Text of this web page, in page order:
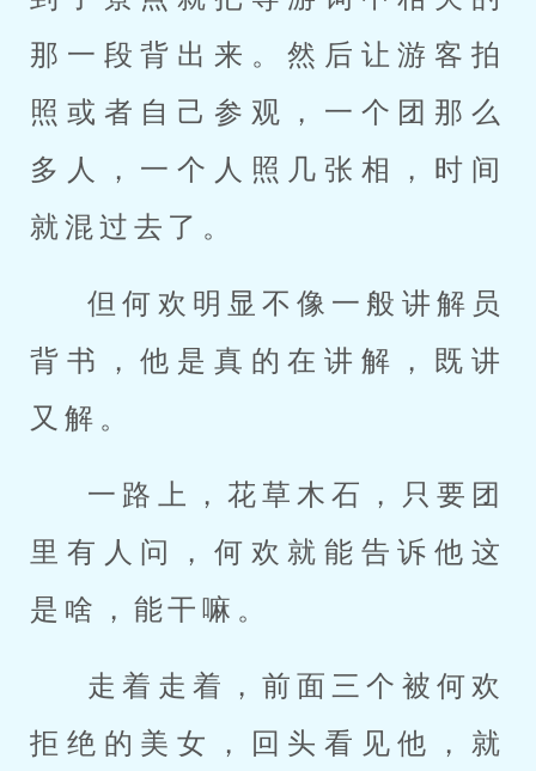
那一段背出来。然后让游客拍
照或者自己参观，一个团那么
多人，一个人照几张相，时间
就混过去了。
但何欢明显不像一般讲解员
背书，他是真的在讲解，既讲
又解。
一路上，花草木石，只要团
里有人问，何欢就能告诉他这
是啥，能干嘛。
走着走着，前面三个被何欢
拒绝的美女，回头看见他，就